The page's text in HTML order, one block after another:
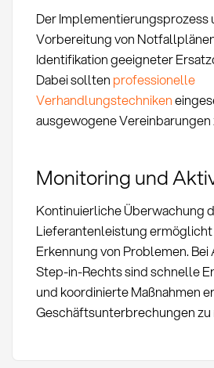
Der Implementierungsprozess
Vorbereitung von
Identifikation geeigneter
Dabei sollten professionelle
Verhandlungstechniken
ausgewogene Vereinbarungen
Monitoring und
Kontinuierliche Überwachung
Lieferantenleistung
Erkennung von Problemen.
Step-in-Rechts sind schnelle
und koordinierte Maßnahmen
Geschäftsunterbrechungen zu